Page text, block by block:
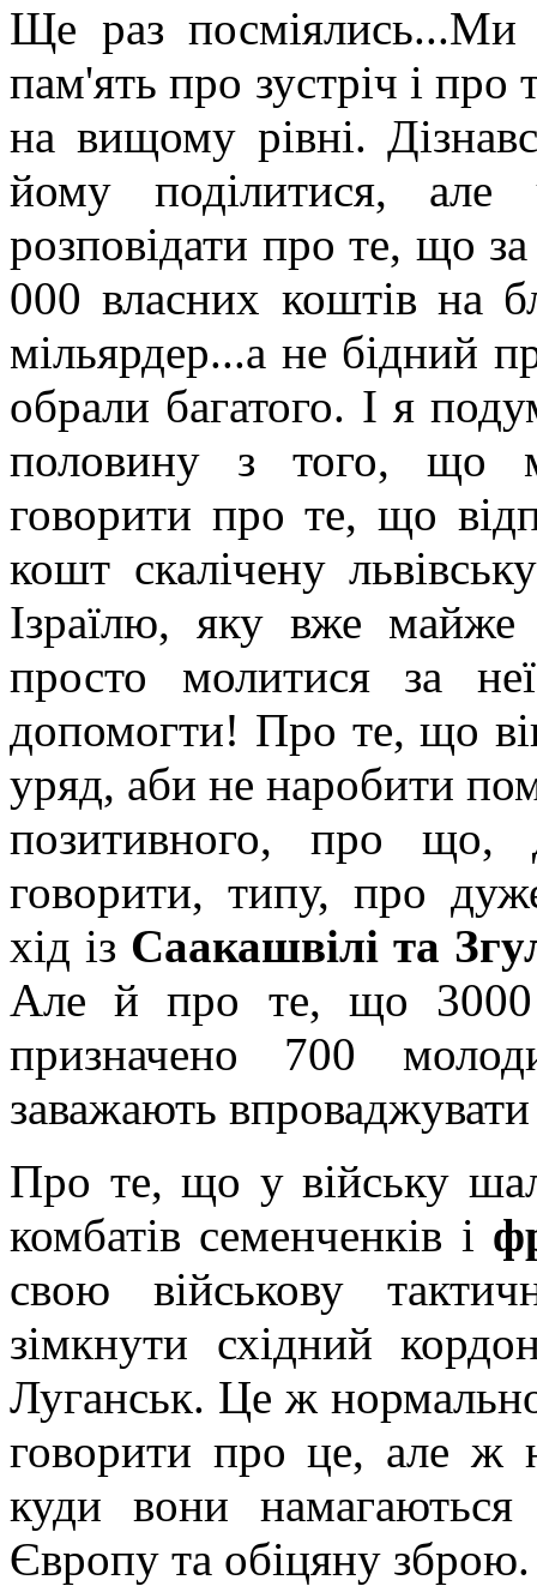
Ще раз посміялись...Ми
пам'ять про зустріч і
на вищому рівні.
йому поділитися, але
розповідати про те, що
000 власних коштів на
мільярдер...а не бідний
обрали багатого. І я
половину з того, що
говорити про те, що
кошт скалічену
Ізраїлю, яку вже
просто молитися за
допомогти! Про те, що
уряд, аби не наробити
позитивного, про що,
говорити, типу, про
хід із Саакашвілі та
Але й про те, що 3000
призначено 700
заважають
Про те, що у війську
комбатів семенченків і
свою військову
зімкнути східний
Луганськ. Це ж
говорити про це, але ж
куди вони
Європу та обіцяну